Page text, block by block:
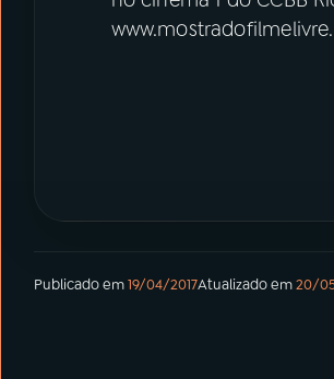
Publicado em19/04/2017Atualizado em20/